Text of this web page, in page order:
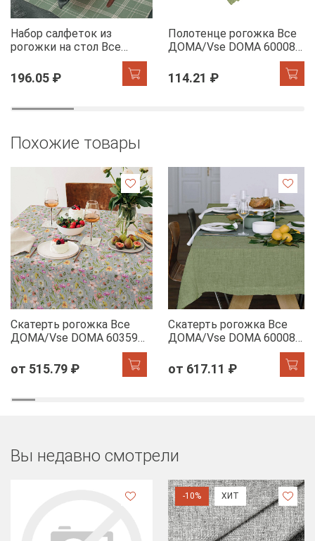
Набор салфеток из
рогожки на стол Все
ДОМА/Vse DOMA 60165-
1 Камилла
196.05 ₽
Полотенце рогожка Все
ДОМА/Vse DOMA 60008-
114.21 ₽
Похожие товары
Скатерть рогожка Все
ДОМА/Vse DOMA 60359-
от 515.79 ₽
Скатерть рогожка Все
ДОМА/Vse DOMA 60008-
от 617.11 ₽
Вы недавно смотрели
-10% ХИТ